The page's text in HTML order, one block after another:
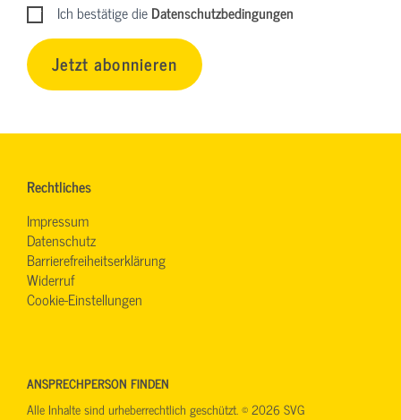
Ich bestätige dieDatenschutzbedingungen
Jetzt abonnieren
Rechtliches
Impressum
Datenschutz
Barrierefreiheitserklärung
Widerruf
Cookie-Einstellungen
ANSPRECHPERSON FINDEN
Alle Inhalte sind urheberrechtlich geschützt. © 2026 SVG